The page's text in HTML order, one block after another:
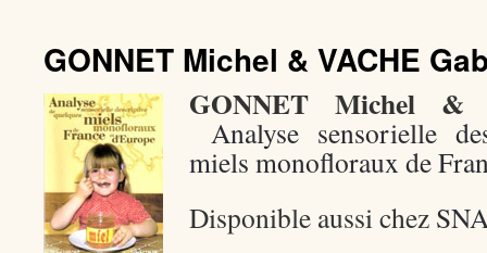
GONNET Michel & VACHE
GONNET Michel &
Analyse sensorielle
miels monofloraux de
Disponible aussi chez